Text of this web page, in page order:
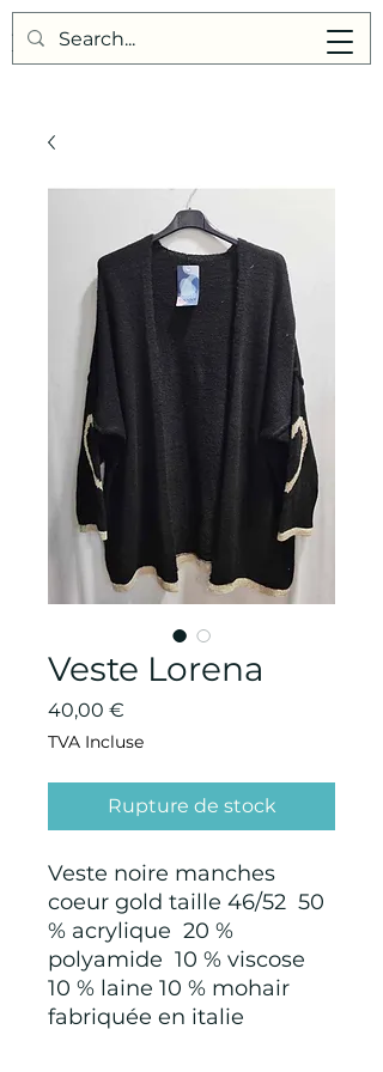
Points de Suture
Veste Lorena
40,00 €
TVA Incluse
Rupture de stock
Veste noire manches
coeur gold taille 46/52 50
% acrylique 20 %
polyamide 10 % viscose
10 % laine 10 % mohair
fabriquée en italie